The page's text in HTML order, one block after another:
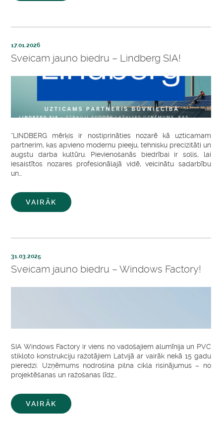
17.01.2026
Sveicam jauno biedru – Lindberg SIA!
“LINDBERG mērķis ir nostiprināties nozarē kā uzticamam
partnerim, kas apvieno modernu pieeju, tehnisku precizitāti un
augstu darba kultūru. Pievienošanās biedrībai ir solis, lai
iesaistītos nozares profesionālajā vidē, veicinātu sadarbību
un…
VAIRĀK
31.03.2025
Sveicam jauno biedru – Windows Factory!
SIA Windows Factory ir viens no vadošajiem alumīnija un PVC
stikloto konstrukciju ražotājiem Latvijā ar vairāk nekā 15 gadu
pieredzi. Uzņēmums nodrošina pilna cikla risinājumus – no
projektēšanas un ražošanas līdz…
VAIRĀK